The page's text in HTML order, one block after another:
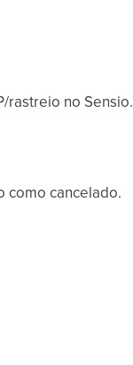
rastreio no Sensio.
como cancelado.